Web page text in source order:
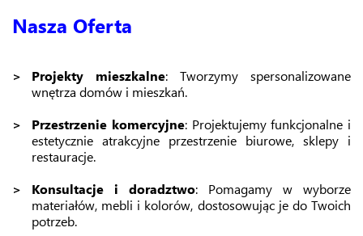
Nasza Oferta
Projekty mieszkalne: Tworzymy spersonalizowane
wnętrza domów i mieszkań.
Przestrzenie komercyjne: Projektujemy funkcjonalne i
estetycznie atrakcyjne przestrzenie biurowe, sklepy i
restauracje.
Konsultacje i doradztwo: Pomagamy w wyborze
materiałów, mebli i kolorów, dostosowując je do Twoich
potrzeb.